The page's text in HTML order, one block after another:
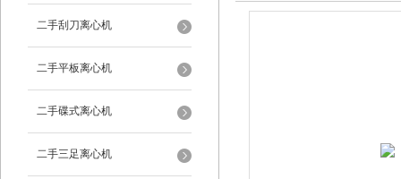
二手刮刀离心机
二手平板离心机
二手碟式离心机
二手三足离心机